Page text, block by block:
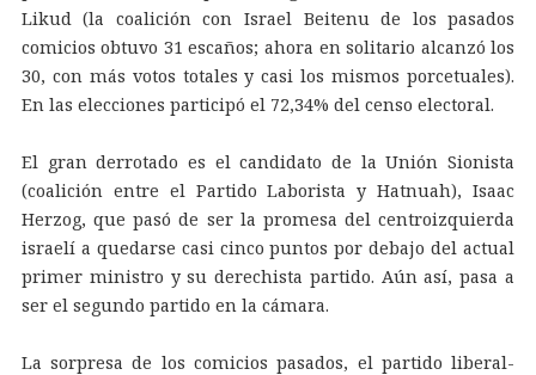
Likud (la coalición con Israel Beitenu de los pasados
comicios obtuvo 31 escaños; ahora en solitario alcanzó los
30, con más votos totales y casi los mismos porcetuales).
En las elecciones participó el 72,34% del censo electoral.
El gran derrotado es el candidato de la Unión Sionista
(coalición entre el Partido Laborista y Hatnuah), Isaac
Herzog, que pasó de ser la promesa del centroizquierda
israelí a quedarse casi cinco puntos por debajo del actual
primer ministro y su derechista partido. Aún así, pasa a
ser el segundo partido en la cámara.
La sorpresa de los comicios pasados, el partido liberal-